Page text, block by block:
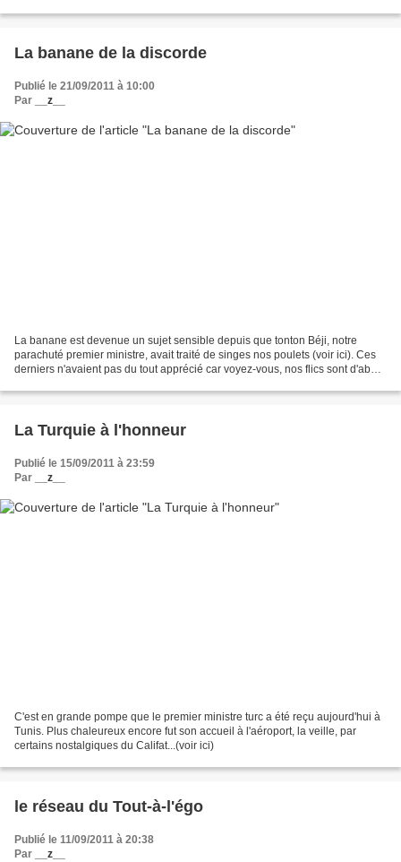
La banane de la discorde
Publié le 21/09/2011 à 10:00
Par
__z__
La banane est devenue un sujet sensible depuis que tonton Béji, notre
parachuté premier ministre, avait traité de singes nos poulets (voir ici). Ces
derniers n'avaient pas du tout apprécié car voyez-vous, nos flics sont d'abord
La Turquie à l'honneur
Publié le 15/09/2011 à 23:59
Par
__z__
C'est en grande pompe que le premier ministre turc a été reçu aujourd'hui à
Tunis. Plus chaleureux encore fut son accueil à l'aéroport, la veille, par
certains nostalgiques du Califat...(voir ici)
le réseau du Tout-à-l'égo
Publié le 11/09/2011 à 20:38
Par
__z__